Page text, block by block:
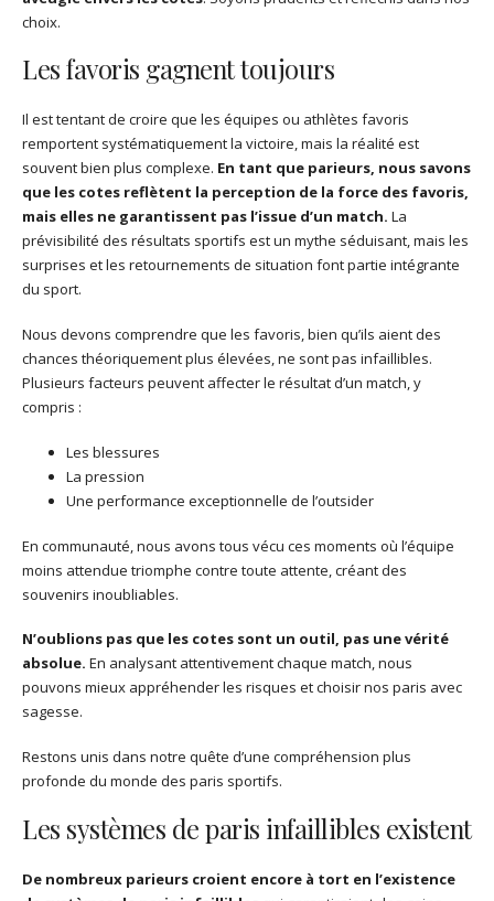
choix.
Les favoris gagnent toujours
Il est tentant de croire que les équipes ou athlètes favoris
remportent systématiquement la victoire, mais la réalité est
souvent bien plus complexe. En tant que parieurs, nous savons
que les cotes reflètent la perception de la force des favoris,
mais elles ne garantissent pas l’issue d’un match. La
prévisibilité des résultats sportifs est un mythe séduisant, mais les
surprises et les retournements de situation font partie intégrante
du sport.
Nous devons comprendre que les favoris, bien qu’ils aient des
chances théoriquement plus élevées, ne sont pas infaillibles.
Plusieurs facteurs peuvent affecter le résultat d’un match, y
compris :
Les blessures
La pression
Une performance exceptionnelle de l’outsider
En communauté, nous avons tous vécu ces moments où l’équipe
moins attendue triomphe contre toute attente, créant des
souvenirs inoubliables.
N’oublions pas que les cotes sont un outil, pas une vérité
absolue. En analysant attentivement chaque match, nous
pouvons mieux appréhender les risques et choisir nos paris avec
sagesse.
Restons unis dans notre quête d’une compréhension plus
profonde du monde des paris sportifs.
Les systèmes de paris infaillibles existent
De nombreux parieurs croient encore à tort en l’existence